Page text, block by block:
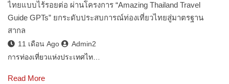
ไทยแบบไร้รอยต่อ ผ่านโครงการ “Amazing Thailand Travel
Guide GPTs” ยกระดับประสบการณ์ท่องเที่ยวไทยสู่มาตรฐาน
สากล
11 เดือน Ago
Admin2
การท่องเที่ยวแห่งประเทศไท…
Read More